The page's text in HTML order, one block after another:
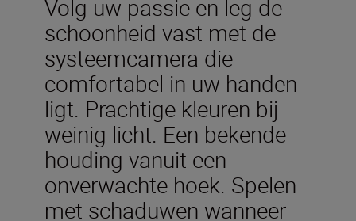
Volg uw passie en leg de
schoonheid vast met de
systeemcamera die
comfortabel in uw handen
ligt. Prachtige kleuren bij
weinig licht. Een bekende
houding vanuit een
onverwachte hoek. Spelen
met schaduwen wanneer